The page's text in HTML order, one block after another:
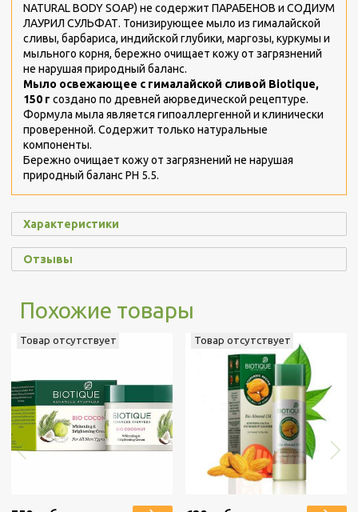
NATURAL BODY SOAP) не содержит ПАРАБЕНОВ и СОДИУМ
ЛАУРИЛ СУЛЬФАТ. Тонизирующее мыло из гималайской
сливы, барбариса, индийской глубики, маргозы, куркумы и
мыльного корня, бережно очищает кожу от загрязнений
не нарушая природный баланс.
Мыло освежающее с гималайской сливой Biotique,
150 г создано по древней аюрведической рецептуре.
Формула мыла является гипоаллергенной и клинически
проверенной. Содержит только натуральные
компоненты.
Бережно очищает кожу от загрязнений не нарушая
природный баланс PH 5.5.
Характеристики
Отзывы
Похожие товары
Товар отсутствует Товар отсутствует